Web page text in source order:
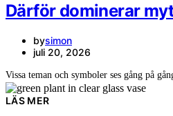
Därför dominerar
bysimon
juli 20, 2026
Vissa teman och symboler ses gång på
LÄS MER